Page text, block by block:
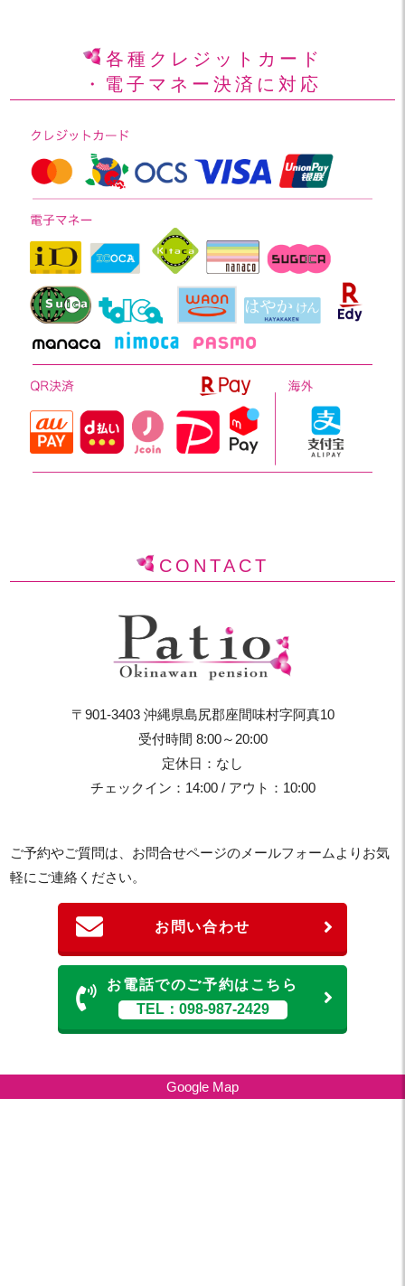
各種クレジットカード
・電子マネー決済に対応
CONTACT
〒901-3403 沖縄県島尻郡座間味村字阿真10
受付時間 8:00～20:00
定休日：なし
チェックイン：14:00 / アウト：10:00
ご予約やご質問は、お問合せページのメールフォームよりお気
軽にご連絡ください。
お問い合わせ
お電話でのご予約はこちら
TEL：098-987-2429
Google Map